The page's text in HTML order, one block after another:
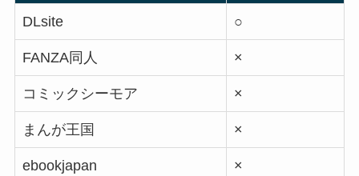
DLsite ○
FANZA同人 ×
コミックシーモア ×
まんが王国 ×
ebookjapan ×